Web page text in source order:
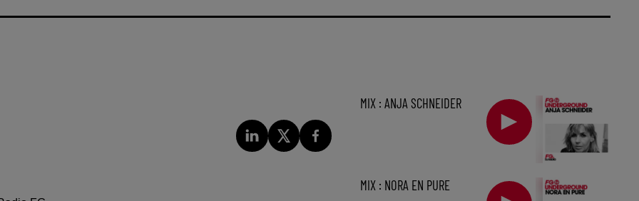
MIX : ANJA SCHNEIDER
MIX : NORA EN PURE